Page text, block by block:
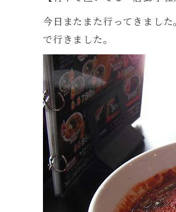
今日またまた行ってきまし
で行きました。